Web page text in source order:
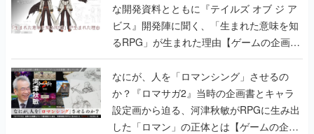
な開発資料とともに『テイルズ オブ ジ ア
ビス』開発陣に聞く、「生まれた意味を知
るRPG」が生まれた理由【ゲームの企画
書】
なにが、人を「ロマンシング」させるの
か？『ロマサガ2』当時の企画書とキャラ
設定画から迫る、河津秋敏がRPGに生み出
した「ロマン」の正体とは【ゲームの企画